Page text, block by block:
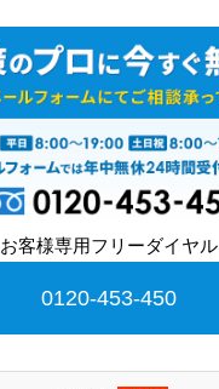
お客様専用フリーダイヤル
0120-453-450